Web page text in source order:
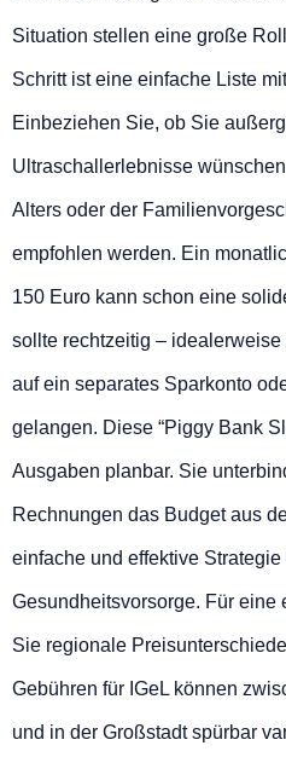
Situation stellen eine große
Schritt ist eine einfache Liste
Einbeziehen Sie, ob Sie
Ultraschallerlebnisse
Alters oder der
empfohlen werden. Ein
150 Euro kann schon eine
sollte rechtzeitig –
auf ein separates Sparkonto
gelangen. Diese “Piggy Bank
Ausgaben planbar. Sie
Rechnungen das Budget aus
einfache und effektive
Gesundheitsvorsorge. Für eine
Sie regionale
Gebühren für IGeL können
und in der Großstadt spürbar